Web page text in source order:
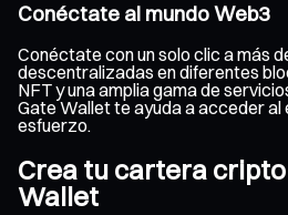
Conéctate al mundo Web3
Conéctate con un solo clic a más
descentralizadas en diferentes
NFT y una amplia gama de
Gate Wallet te ayuda a acceder
esfuerzo.
Crea tu cartera
Wallet